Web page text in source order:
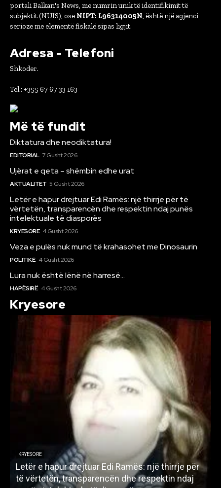
portali Balkan's News, me numrin unik të identifikimit të
subjektit (NUIS), ose NIPT: L96314005N, është një agjenci
serioze me elementë fiskalë sipas ligjit.
Adresa - Telefoni
Shkoder.
Tel.: +355 67 67 33 163
Më të fundit
Diktatura dhe neodiktatura!
EDITORIAL 7 Gusht 2026
Ujërat e qeta – shëmbin edhe urat
AKTUALITET 5 Gusht 2026
Letër e hapur drejtuar Edi Ramës: një thirrje për të
vërtetën, transparencën dhe respektin ndaj punës
intelektuale të diasporës
KRYESORE 4 Gusht 2026
Veza e pulës nuk mund të krahasohet me Dinosaurin
POLITIKË 4 Gusht 2026
Lura nuk është lënë në harresë…
HAPËSIRË 4 Gusht 2026
Kryesore
KRYESORE
Letër e hapur drejtuar Edi Ramës: një thirrje për
të vërtetën, transparencën dhe respektin ndaj